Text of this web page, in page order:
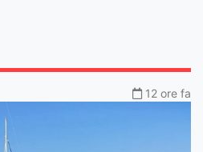
12 ore fa